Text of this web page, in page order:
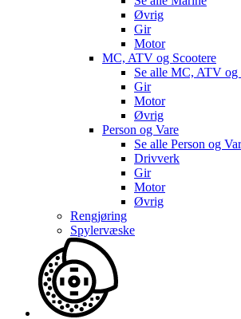
Øvrig
Gir
Motor
MC, ATV og Scootere
Se alle MC, ATV og
Gir
Motor
Øvrig
Person og Vare
Se alle Person og
Drivverk
Gir
Motor
Øvrig
Rengjøring
Spylervæske